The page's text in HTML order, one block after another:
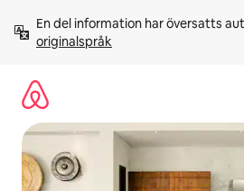
innehåll
En del information har översatts
originalspråk